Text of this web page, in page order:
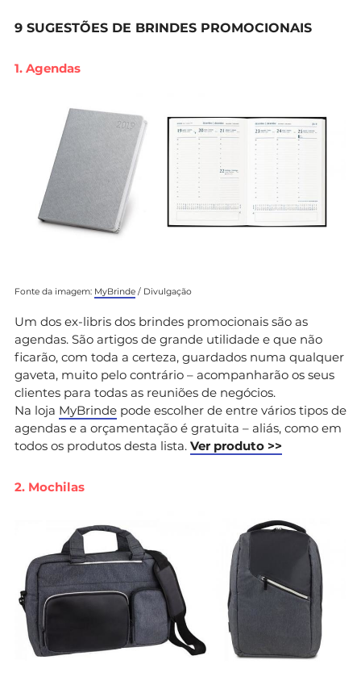
9 SUGESTÕES DE BRINDES PROMOCIONAIS
1. Agendas
Fonte da imagem: MyBrinde / Divulgação
Um dos ex-libris dos brindes promocionais são as
agendas. São artigos de grande utilidade e que não
ficarão, com toda a certeza, guardados numa qualquer
gaveta, muito pelo contrário – acompanharão os seus
clientes para todas as reuniões de negócios.
Na loja MyBrinde pode escolher de entre vários tipos de
agendas e a orçamentação é gratuita – aliás, como em
todos os produtos desta lista. Ver produto >>
2. Mochilas